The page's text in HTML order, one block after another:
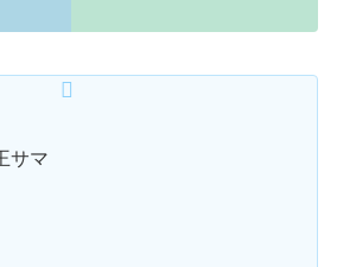
サマ